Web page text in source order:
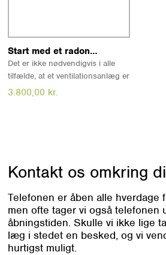
Læs mereStart med et radoneftersyn
Det er ikke nødvendigvis i alle
tilfælde, at et ventilationsanlæg er
den mest effektive eller eneste
høre nærmere eller bestille.
3.800,00 kr.
Kontakt os omkring
Telefonen er åben alle hverdage
men ofte tager vi også telefonen
åbningstiden. Skulle vi ikke lige
læg i stedet en besked, og vi
hurtigst muligt.